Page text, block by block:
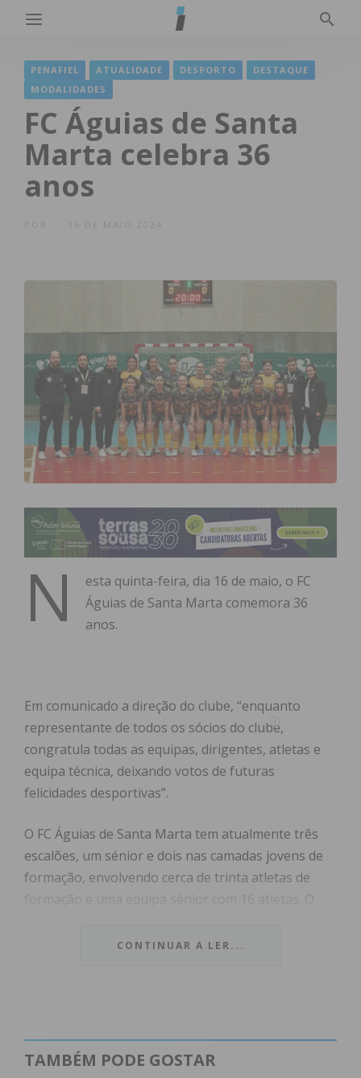
PENAFIEL ATUALIDADE DESPORTO
DESTAQUE
MODALIDADES
FC Águias de Santa
Marta celebra 36
anos
16 DE MAIO 2024
N
esta quinta-feira, dia 16 de maio, o FC
Águias de Santa Marta comemora 36
anos.
Em comunicado a direção do clube, “enquanto
representante de todos os sócios do clube,
congratula todas as equipas, dirigentes, atletas e
equipa técnica, deixando votos de futuras
felicidades desportivas”.
O FC Águias de Santa Marta tem atualmente três
escalões, um sénior e dois nas camadas jovens de
formação, envolvendo cerca de trinta atletas de
formação e uma equipa sénior com 16 atletas. O
no futsal feminino.CONTINUAR A LER...
TAMBÉM PODE GOSTAR